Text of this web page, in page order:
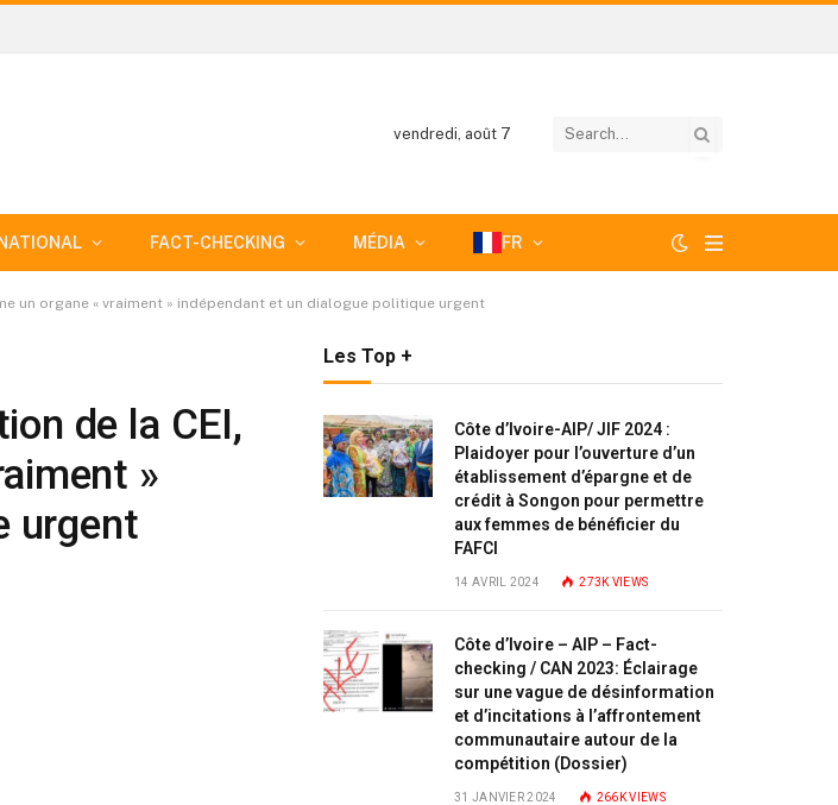
vendredi, août 7
FACT-CHECKING MÉDIA FR
un organe « vraiment » indépendant et un dialogue politique urgent
de la CEI,
»
urgent
Les Top +
Côte d’Ivoire-AIP/ JIF 2024 :
Plaidoyer pour l’ouverture d’un
établissement d’épargne et de
crédit à Songon pour permettre
aux femmes de bénéficier du
FAFCI
14 AVRIL 2024 273K VIEWS
Côte d’Ivoire – AIP – Fact-
checking / CAN 2023: Éclairage
sur une vague de désinformation
et d’incitations à l’affrontement
communautaire autour de la
compétition (Dossier)
31 JANVIER 2024 266KVIEWS